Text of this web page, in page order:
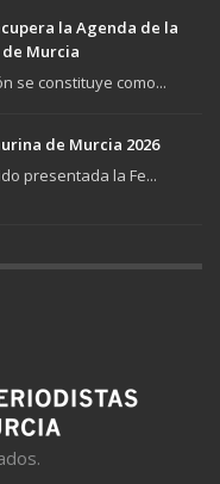
la Agenda de la
Murcia
se constituye como...
de Murcia 2026
presentada la Fe...